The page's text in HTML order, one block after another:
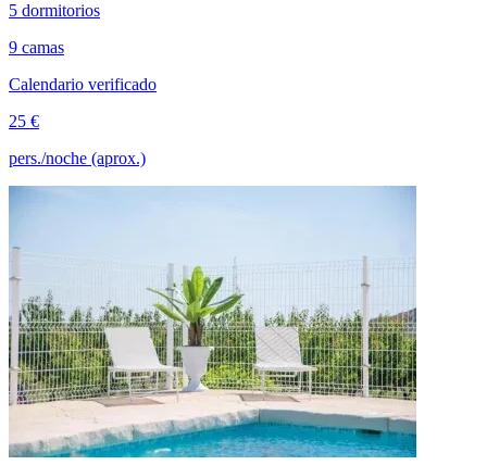
5 dormitorios
9 camas
Calendario verificado
25 €
pers./noche (aprox.)